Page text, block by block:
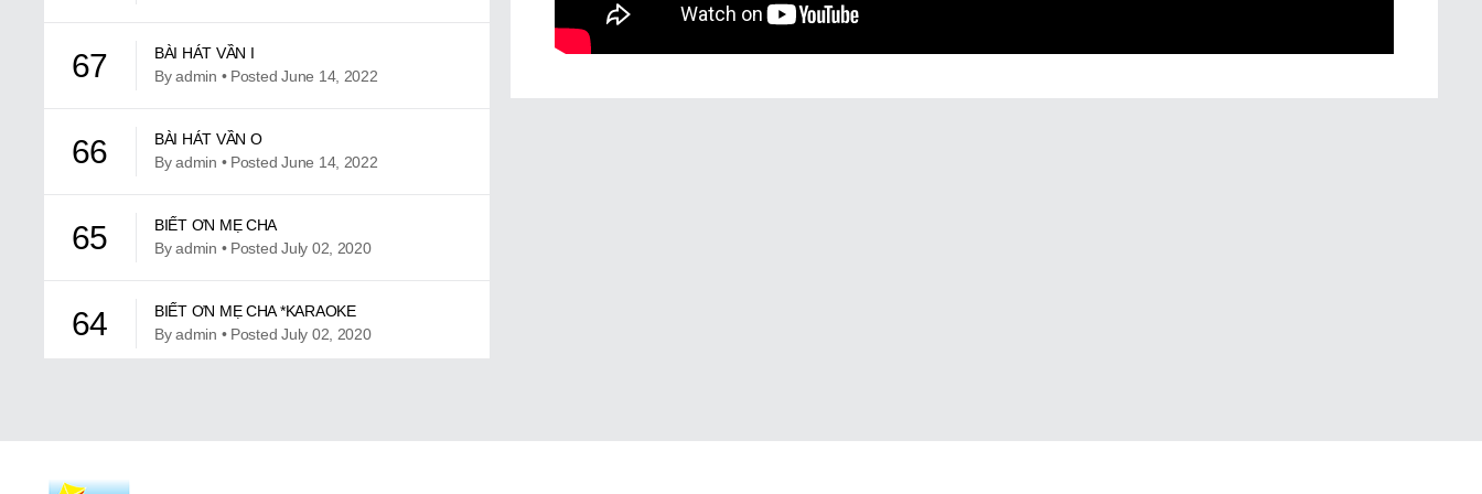
67
BÀI HÁT VẦN I
By admin • Posted June 14, 2022
66
BÀI HÁT VẦN O
By admin • Posted June 14, 2022
65
BIẾT ƠN MẸ CHA
By admin • Posted July 02, 2020
64
BIẾT ƠN MẸ CHA *KARAOKE
By admin • Posted July 02, 2020